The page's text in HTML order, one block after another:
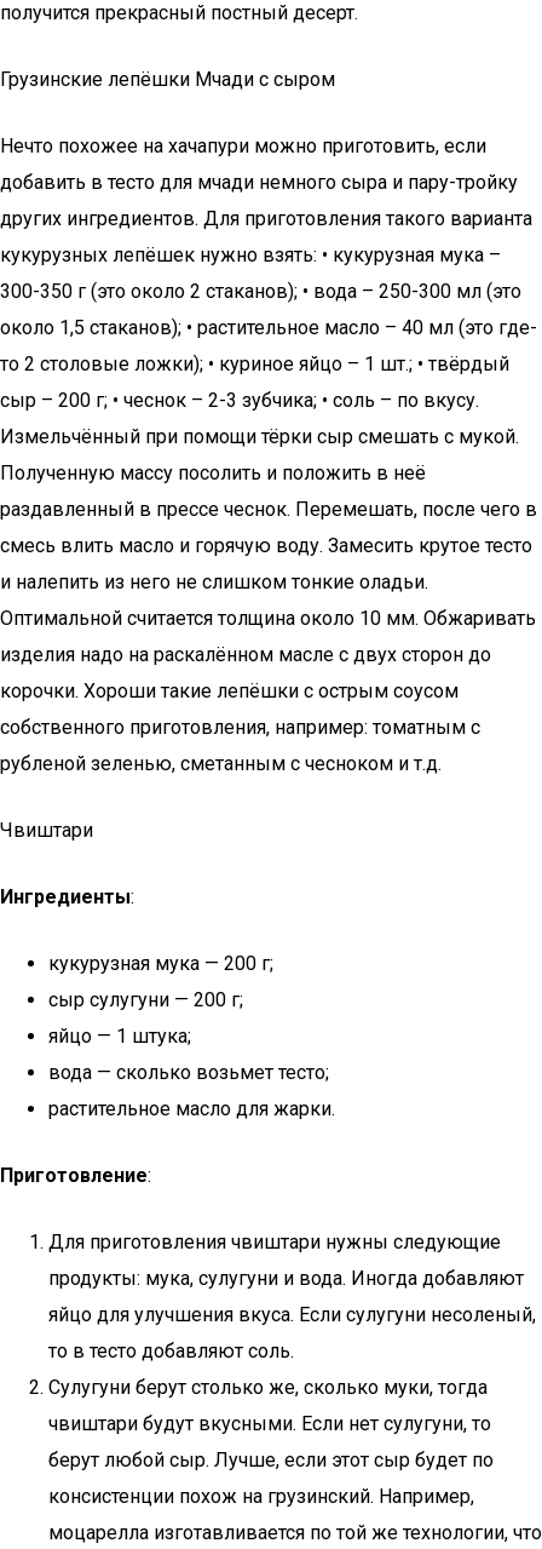
получится прекрасный постный десерт.
Грузинские лепёшки Мчади с сыром
Нечто похожее на хачапури можно приготовить, если
добавить в тесто для мчади немного сыра и пару-тройку
других ингредиентов. Для приготовления такого варианта
кукурузных лепёшек нужно взять: • кукурузная мука –
300-350 г (это около 2 стаканов); • вода – 250-300 мл (это
около 1,5 стаканов); • растительное масло – 40 мл (это где-
то 2 столовые ложки); • куриное яйцо – 1 шт.; • твёрдый
сыр – 200 г; • чеснок – 2-3 зубчика; • соль – по вкусу.
Измельчённый при помощи тёрки сыр смешать с мукой.
Полученную массу посолить и положить в неё
раздавленный в прессе чеснок. Перемешать, после чего в
смесь влить масло и горячую воду. Замесить крутое тесто
и налепить из него не слишком тонкие оладьи.
Оптимальной считается толщина около 10 мм. Обжаривать
изделия надо на раскалённом масле с двух сторон до
корочки. Хороши такие лепёшки с острым соусом
собственного приготовления, например: томатным с
рубленой зеленью, сметанным с чесноком и т.д.
Чвиштари
Ингредиенты:
кукурузная мука — 200 г;
сыр сулугуни — 200 г;
яйцо — 1 штука;
вода — сколько возьмет тесто;
растительное масло для жарки.
Приготовление:
Для приготовления чвиштари нужны следующие
продукты: мука, сулугуни и вода. Иногда добавляют
яйцо для улучшения вкуса. Если сулугуни несоленый,
то в тесто добавляют соль.
Сулугуни берут столько же, сколько муки, тогда
чвиштари будут вкусными. Если нет сулугуни, то
берут любой сыр. Лучше, если этот сыр будет по
консистенции похож на грузинский. Например,
моцарелла изготавливается по той же технологии, что